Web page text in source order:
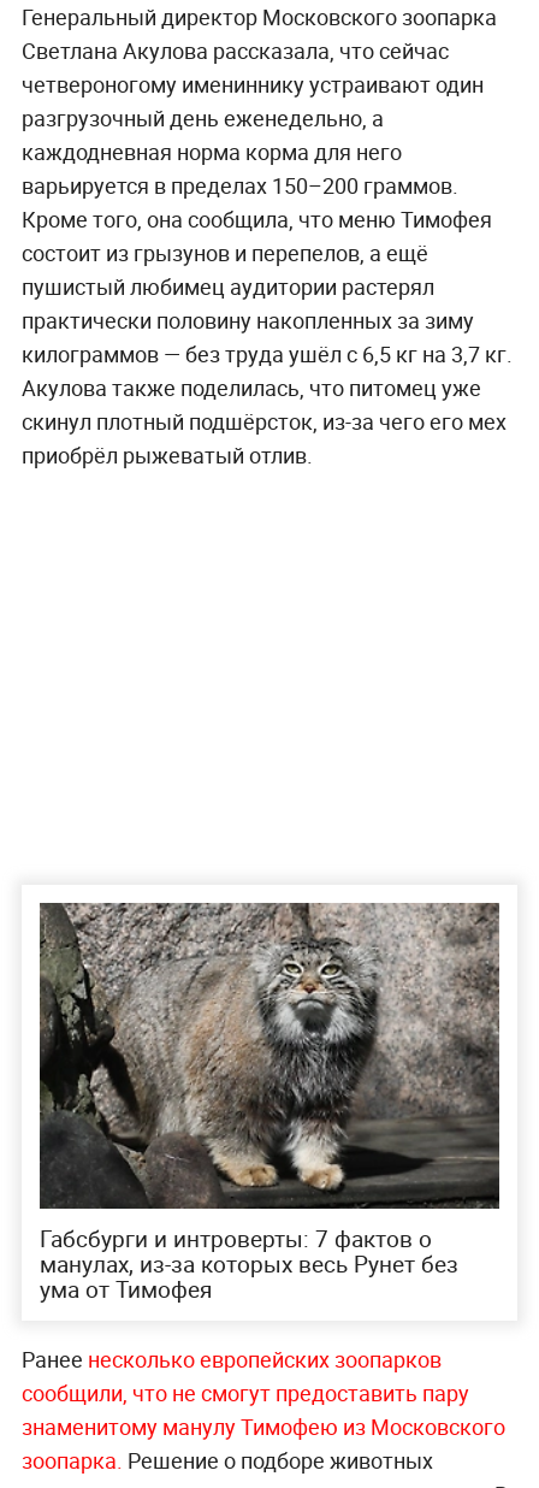
Генеральный директор Московского зоопарка
Светлана Акулова рассказала, что сейчас
четвероногому имениннику устраивают один
разгрузочный день еженедельно, а
каждодневная норма корма для него
варьируется в пределах 150–200 граммов.
Кроме того, она сообщила, что меню Тимофея
состоит из грызунов и перепелов, а ещё
пушистый любимец аудитории растерял
практически половину накопленных за зиму
килограммов — без труда ушёл с 6,5 кг на 3,7 кг.
Акулова также поделилась, что питомец уже
скинул плотный подшёрсток, из-за чего его мех
приобрёл рыжеватый отлив.
Габсбурги и интроверты: 7 фактов о
манулах, из-за которых весь Рунет без
ума от Тимофея
Ранее несколько европейских зоопарков
сообщили, что не смогут предоставить пару
знаменитому манулу Тимофею из Московского
зоопарка. Решение о подборе животных